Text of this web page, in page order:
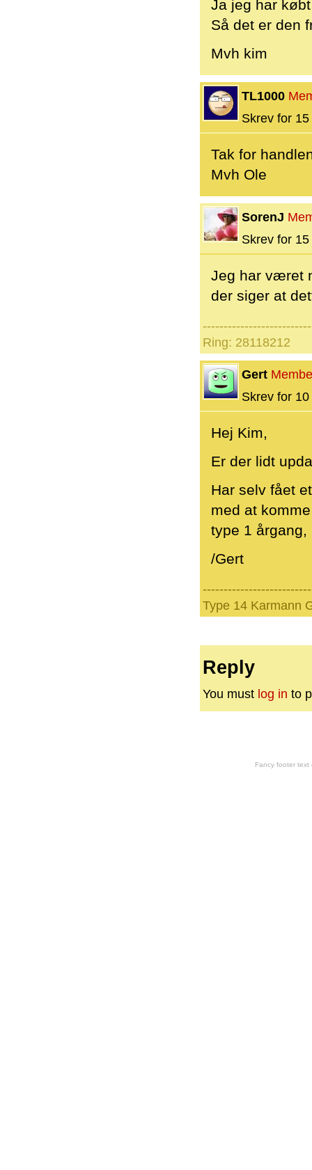
Ja jeg har
Så det er den
Mvh kim
TL1000
Skrev for
Tak for
Mvh Ole
SorenJ
Skrev for
Jeg har været
der siger at
Ring: 28118212
Gert
Skrev for
Hej Kim,
Er der lidt
Har selv fået
med at
type 1
/Gert
Type 14 Karmann
Reply
You must log in to
Fancy footer